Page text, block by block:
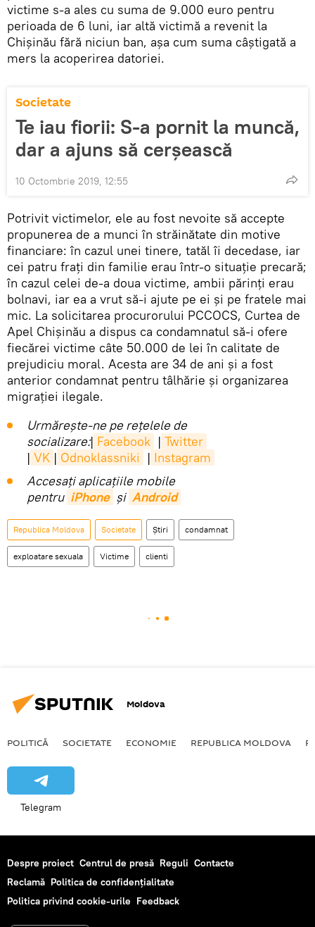
victime s-a ales cu suma de 9.000 euro pentru
perioada de 6 luni, iar altă victimă a revenit la
Chișinău fără niciun ban, așa cum suma câștigată a
mers la acoperirea datoriei.
Societate
Te iau fiorii: S-a pornit la muncă,
dar a ajuns să cerșească
10 Octombrie 2019, 12:55
Potrivit victimelor, ele au fost nevoite să accepte
propunerea de a munci în străinătate din motive
financiare: în cazul unei tinere, tatăl îi decedase, iar
cei patru frați din familie erau într-o situație precară;
în cazul celei de-a doua victime, ambii părinți erau
bolnavi, iar ea a vrut să-i ajute pe ei și pe fratele mai
mic. La solicitarea procurorului PCCOCS, Curtea de
Apel Chișinău a dispus ca condamnatul să-i ofere
fiecărei victime câte 50.000 de lei în calitate de
prejudiciu moral. Acesta are 34 de ani și a fost
anterior condamnat pentru tâlhărie și organizarea
migrației ilegale.
Urmărește-ne pe rețelele de
socializare:| Facebook | Twitter
| VK | Odnoklassniki | Instagram
Accesaţi aplicaţiile mobile
pentru iPhone și Android
Republica Moldova Societate Știri condamnat
exploatare sexuala Victime clienti
Moldova
POLITICĂ SOCIETATE ECONOMIE REPUBLICA MOLDOVA
Telegram
Despre proiect Centrul de presă Reguli Contacte
Reclamă Politica de confidențialitate
Politica privind cookie-urile Feedback